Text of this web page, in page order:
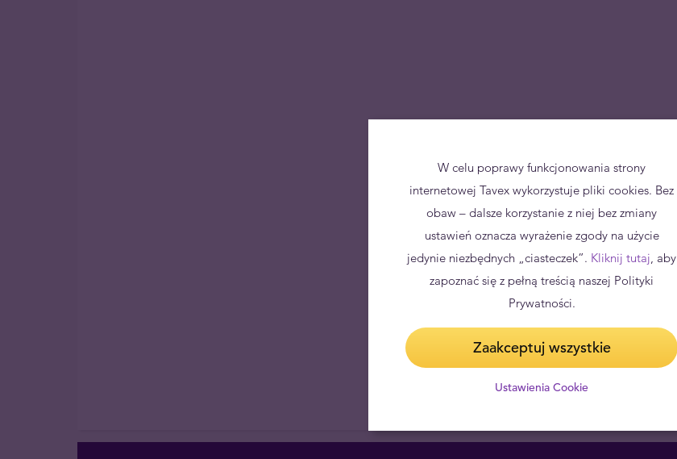
W celu poprawy funkcjonowania strony
internetowej Tavex wykorzystuje pliki cookies. Bez
obaw – dalsze korzystanie z niej bez zmiany
ustawień oznacza wyrażenie zgody na użycie
jedynie niezbędnych „ciasteczek”. Kliknij tutaj, aby
zapoznać się z pełną treścią naszej Polityki
Prywatności.
Zaakceptuj wszystkie
Ustawienia Cookie